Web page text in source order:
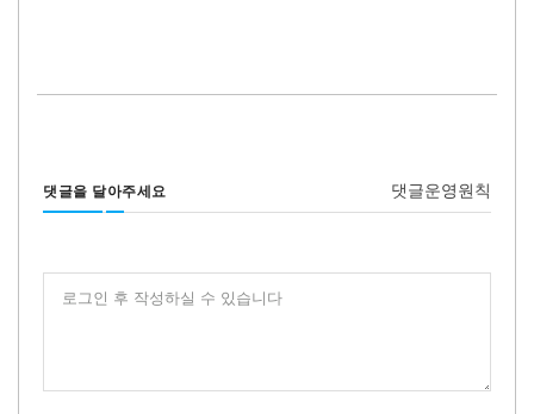
댓글을 달아주세요 댓글운영원칙
로그인 후 작성하실 수 있습니다